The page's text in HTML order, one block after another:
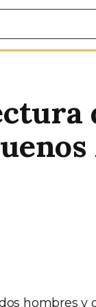
hombres y